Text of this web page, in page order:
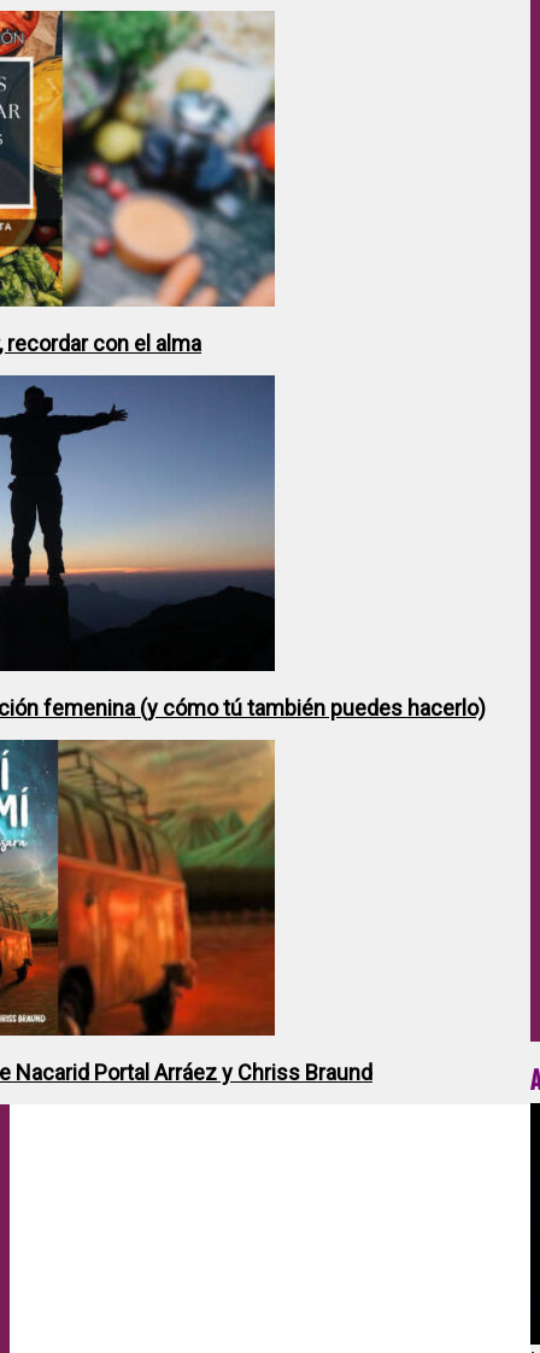
recordar con el alma
femenina (y cómo tú también puedes hacerlo)
Nacarid Portal Arráez y Chriss Braund